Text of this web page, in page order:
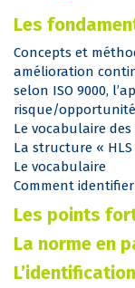
Les
Concepts et
amélioration
selon ISO 9000,
risque/
Le vocabulaire des
La structure «
Le vocabulaire
Comment
Les points
La norme en